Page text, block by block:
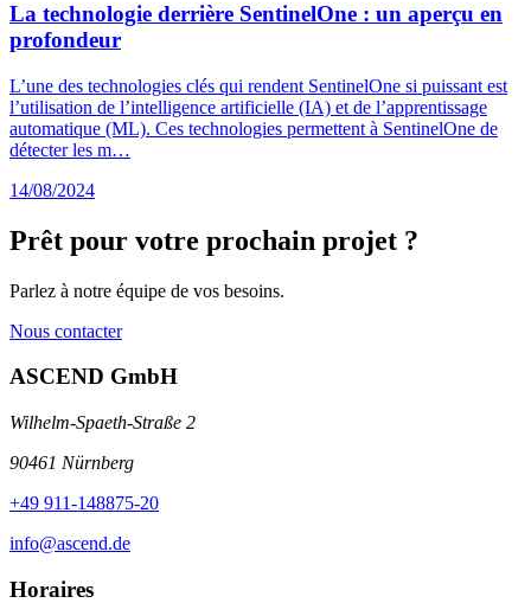
La technologie derrière SentinelOne : un aperçu en
profondeur
L’une des technologies clés qui rendent SentinelOne si puissant est
l’utilisation de l’intelligence artificielle (IA) et de l’apprentissage
automatique (ML). Ces technologies permettent à SentinelOne de
détecter les m…
14/08/2024
Prêt pour votre prochain projet ?
Parlez à notre équipe de vos besoins.
Nous contacter
ASCEND GmbH
Wilhelm-Spaeth-Straße 2
90461 Nürnberg
+49 911-148875-20
info@ascend.de
Horaires